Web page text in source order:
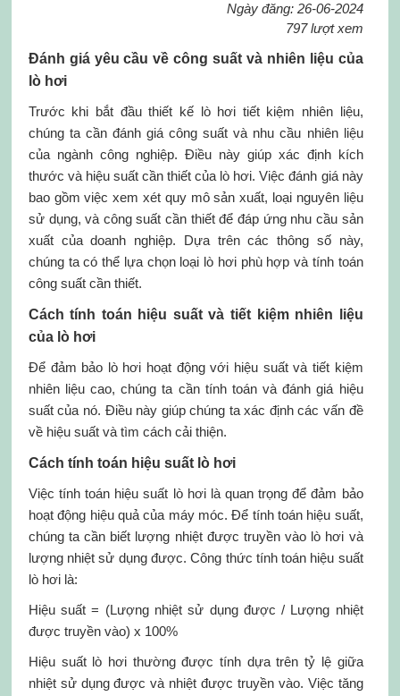
Ngày đăng: 26-06-2024
797 lượt xem
Đánh giá yêu cầu về công suất và nhiên liệu của
lò hơi
Trước khi bắt đầu thiết kế lò hơi tiết kiệm nhiên liệu,
chúng ta cần đánh giá công suất và nhu cầu nhiên liệu
của ngành công nghiệp. Điều này giúp xác định kích
thước và hiệu suất cần thiết của lò hơi. Việc đánh giá này
bao gồm việc xem xét quy mô sản xuất, loại nguyên liệu
sử dụng, và công suất cần thiết để đáp ứng nhu cầu sản
xuất của doanh nghiệp. Dựa trên các thông số này,
chúng ta có thể lựa chọn loại lò hơi phù hợp và tính toán
công suất cần thiết.
Cách tính toán hiệu suất và tiết kiệm nhiên liệu
của lò hơi
Để đảm bảo lò hơi hoạt động với hiệu suất và tiết kiệm
nhiên liệu cao, chúng ta cần tính toán và đánh giá hiệu
suất của nó. Điều này giúp chúng ta xác định các vấn đề
về hiệu suất và tìm cách cải thiện.
Cách tính toán hiệu suất lò hơi
Việc tính toán hiệu suất lò hơi là quan trọng để đảm bảo
hoạt động hiệu quả của máy móc. Để tính toán hiệu suất,
chúng ta cần biết lượng nhiệt được truyền vào lò hơi và
lượng nhiệt sử dụng được. Công thức tính toán hiệu suất
lò hơi là:
Hiệu suất = (Lượng nhiệt sử dụng được / Lượng nhiệt
được truyền vào) x 100%
Hiệu suất lò hơi thường được tính dựa trên tỷ lệ giữa
nhiệt sử dụng được và nhiệt được truyền vào. Việc tăng